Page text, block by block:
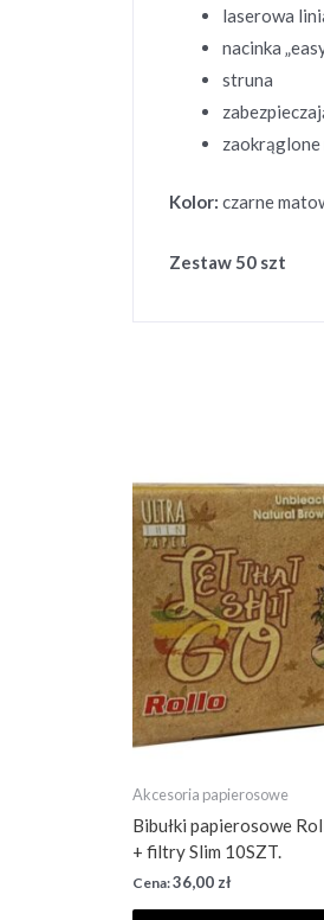
laserowa
nacinka
struna
Kolor: czarne
Zestaw 50 szt
Akcesoria papierosowe
Bibułki papierosowe
+ filtry Slim 10SZT.
36,00 zł